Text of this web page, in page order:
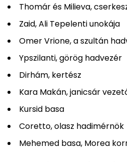
Thomár és Milieva,
Zaid, Ali Tepelenti unokája
Omer Vrione, a szultán
Ypszilanti, görög hadvezér
Dirhám, kertész
Kara Makán, janicsár
Kursid basa
Coretto, olasz hadimérnök
Mehemed basa, Morea